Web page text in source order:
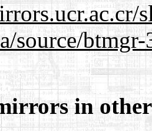
source/
in